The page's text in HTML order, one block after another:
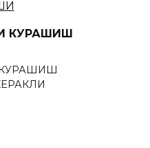
КУРАШИШ